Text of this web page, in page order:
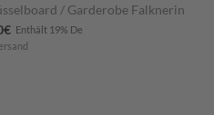
/ Garderobe Falknerin
€ Enthält 19% De